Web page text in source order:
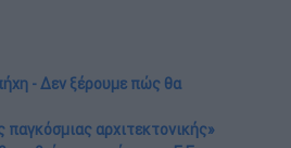
- Δεν ξέρουμε πώς θα
παγκόσμιας αρχιτεκτονικής»